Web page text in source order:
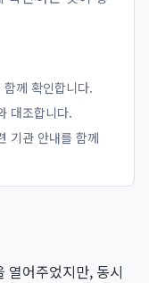
께 확인합니다.
대조합니다.
기관 안내를 함께
열어주었지만, 동시